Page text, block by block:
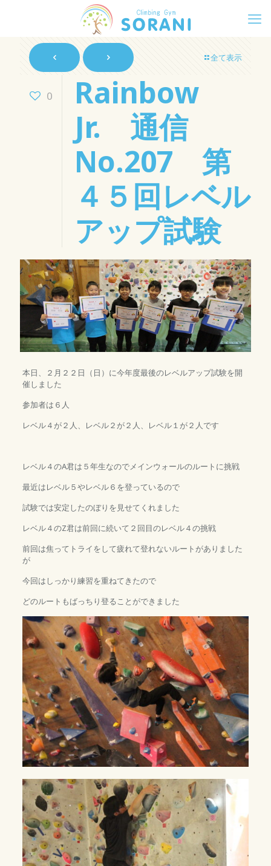
全て表示
0
Rainbow
Jr. 通信
No.207 第
４５回レベル
アップ試験
本日、２月２２日（日）に今年度最後のレベルアップ試験を開
催しました
参加者は６人
レベル４が２人、レベル２が２人、レベル１が２人です
レベル４のA君は５年生なのでメインウォールのルートに挑戦
最近はレベル５やレベル６を登っているので
試験では安定したのぼりを見せてくれました
レベル４のZ君は前回に続いて２回目のレベル４の挑戦
前回は焦ってトライをして疲れて登れないルートがありました
が
今回はしっかり練習を重ねてきたので
どのルートもばっちり登ることができました